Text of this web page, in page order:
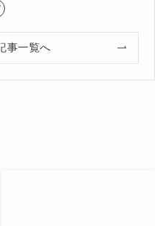
事一覧へ